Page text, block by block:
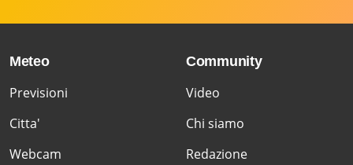
Meteo
Previsioni
Citta'
Webcam
Community
Video
Chi siamo
Redazione